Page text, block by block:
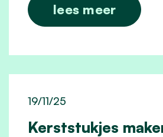
lees meer
Kerststukjes
19/11/25